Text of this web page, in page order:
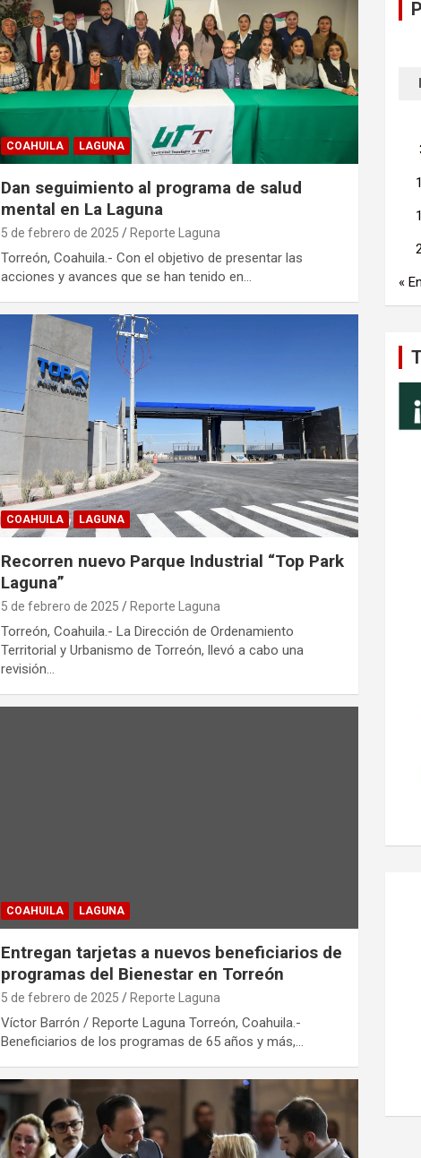
COAHUILA LAGUNA
Dan seguimiento al programa de salud
mental en La Laguna
5 de febrero de 2025 Reporte Laguna
Torreón, Coahuila.- Con el objetivo de presentar las
acciones y avances que se han tenido en…
COAHUILA LAGUNA
Recorren nuevo Parque Industrial “Top Park
Laguna”
5 de febrero de 2025 Reporte Laguna
Torreón, Coahuila.- La Dirección de Ordenamiento
Territorial y Urbanismo de Torreón, llevó a cabo una
revisión…
COAHUILA LAGUNA
Entregan tarjetas a nuevos beneficiarios de
programas del Bienestar en Torreón
5 de febrero de 2025 Reporte Laguna
Víctor Barrón / Reporte Laguna Torreón, Coahuila.-
Beneficiarios de los programas de 65 años y más,…
«